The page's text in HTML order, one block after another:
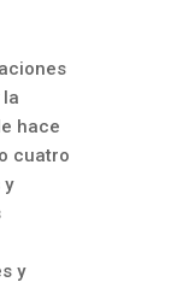
hace
cuatro
y
y